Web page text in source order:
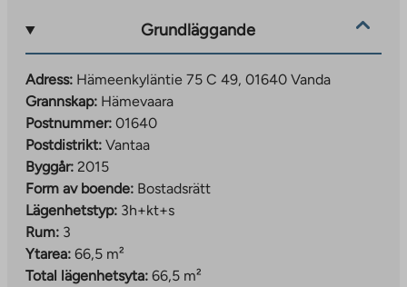
new
Grundläggande
Adress: Hämeenkyläntie 75 C 49, 01640 Vanda
Grannskap: Hämevaara
Postnummer: 01640
Postdistrikt: Vantaa
Byggår: 2015
Form av boende: Bostadsrätt
Lägenhetstyp: 3h+kt+s
Rum: 3
Ytarea: 66,5 m²
Total lägenhetsyta: 66,5 m²